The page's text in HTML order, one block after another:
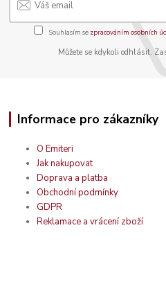
Souhlasím se zpracováním osobních
Můžete se kdykoli odhlásit.
Informace pro zákazníky
O Emiteri
Jak nakupovat
Doprava a platba
Obchodní podmínky
GDPR
Reklamace a vrácení zboží